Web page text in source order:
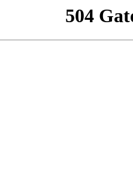
504